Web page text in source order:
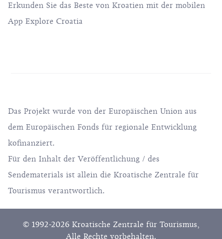
Erkunden Sie das Beste von Kroatien mit der mobilen
App Explore Croatia
Das Projekt wurde von der Europäischen Union aus
dem Europäischen Fonds für regionale Entwicklung
kofinanziert.
Für den Inhalt der Veröffentlichung / des
Sendematerials ist allein die Kroatische Zentrale für
Tourismus verantwortlich.
© 1992-2026 Kroatische Zentrale für Tourismus,
Alle Rechte vorbehalten.